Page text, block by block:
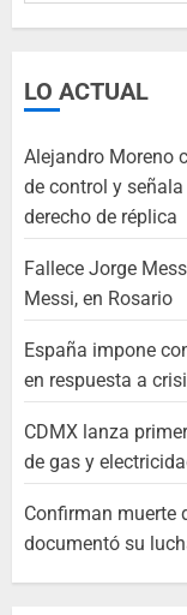
LO ACTUAL
Alejandro Moreno
de control y
derecho de réplica
Fallece Jorge
Messi, en Rosario
España impone
en respuesta a
CDMX lanza
de gas y
Confirman muerte
documentó su